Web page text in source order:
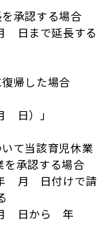
承認する場合
まで延長する
帰した場合
）」
て当該育児休業
を承認する場合
日付けで請
日から 年